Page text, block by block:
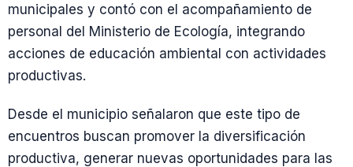
municipales y contó con el acompañamiento de
personal del Ministerio de Ecología, integrando
acciones de educación ambiental con actividades
productivas.
Desde el municipio señalaron que este tipo de
encuentros buscan promover la diversificación
productiva, generar nuevas oportunidades para las